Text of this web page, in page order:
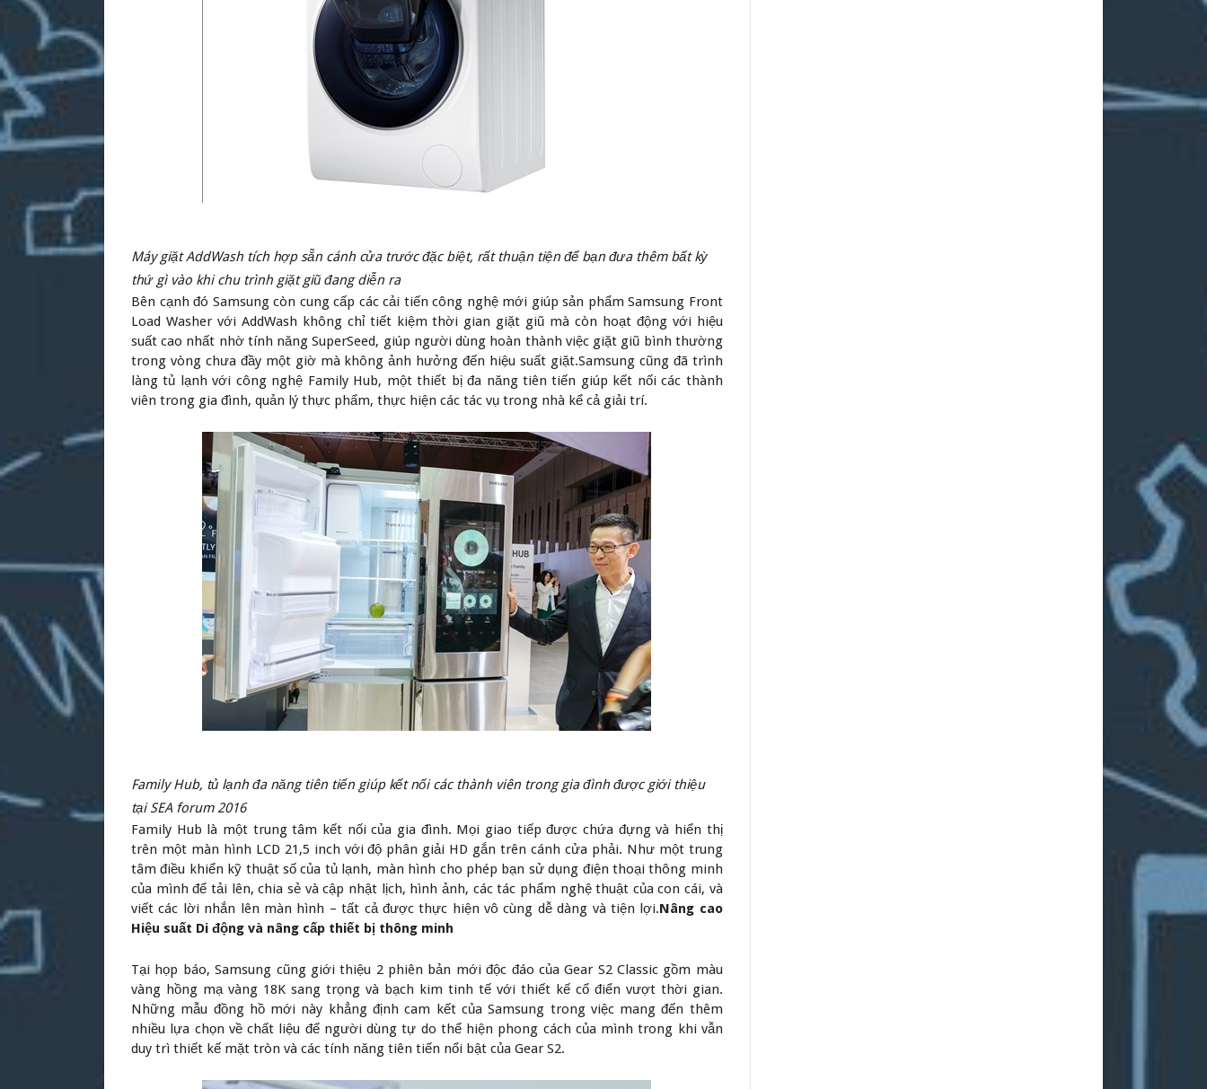
Máy giặt AddWash tích hợp sẵn cánh cửa trước đặc biệt, rất thuận tiện để bạn đưa thêm bất kỳ
thứ gì vào khi chu trình giặt giũ đang diễn ra
Bên cạnh đó Samsung còn cung cấp các cải tiến công nghệ mới giúp sản phẩm Samsung Front
Load Washer với AddWash không chỉ tiết kiệm thời gian giặt giũ mà còn hoạt động với hiệu
suất cao nhất nhờ tính năng SuperSeed, giúp người dùng hoàn thành việc giặt giũ bình thường
trong vòng chưa đầy một giờ mà không ảnh hưởng đến hiệu suất giặt.Samsung cũng đã trình
làng tủ lạnh với công nghệ Family Hub, một thiết bị đa năng tiên tiến giúp kết nối các thành
viên trong gia đình, quản lý thực phẩm, thực hiện các tác vụ trong nhà kể cả giải trí.
Family Hub, tủ lạnh đa năngtiên tiến giúp kết nối các thành viên trong gia đình được giới thiệu
tại SEA forum 2016
Family Hub là một trung tâm kết nối của gia đình. Mọi giao tiếp được chứa đựng và hiển thị
trên một màn hình LCD 21,5 inch với độ phân giải HD gắn trên cánh cửa phải. Như một trung
tâm điều khiển kỹ thuật số của tủ lạnh, màn hình cho phép bạn sử dụng điện thoại thông minh
của mình để tải lên, chia sẻ và cập nhật lịch, hình ảnh, các tác phẩm nghệ thuật của con cái, và
viết các lời nhắn lên màn hình – tất cả được thực hiện vô cùng dễ dàng và tiện lợi.Nâng cao
Hiệu suất Di động và nâng cấp thiết bị thông minh
Tại họp báo, Samsung cũng giới thiệu 2 phiên bản mới độc đáo của Gear S2 Classic gồm màu
vàng hồng mạ vàng 18K sang trọng và bạch kim tinh tế với thiết kế cổ điển vượt thời gian.
Những mẫu đồng hồ mới này khẳng định cam kết của Samsung trong việc mang đến thêm
nhiều lựa chọn về chất liệu để người dùng tự do thể hiện phong cách của mình trong khi vẫn
duy trì thiết kế mặt tròn và các tính năng tiên tiến nổi bật của Gear S2.